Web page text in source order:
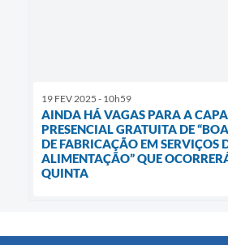
19 FEV 2025 - 10h59
AINDA HÁ VAGAS PARA A
PRESENCIAL GRATUITA DE
DE FABRICAÇÃO EM SERVIÇOS
ALIMENTAÇÃO” QUE
QUINTA